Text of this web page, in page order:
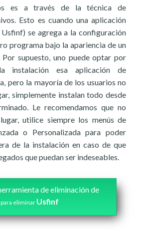
es a través de la técnica de
Esto es cuando una aplicación
Usfinf) se agrega a la configuración
programa bajo la apariencia de un
Por supuesto, uno puede optar por
instalación esa aplicación de
pero la mayoría de los usuarios no
simplemente instalan todo desde
Le recomendamos que no
utilice siempre los menús de
o Personalizada para poder
de la instalación en caso de que
que puedan ser indeseables.
de eliminación de
para eliminar Usfinf